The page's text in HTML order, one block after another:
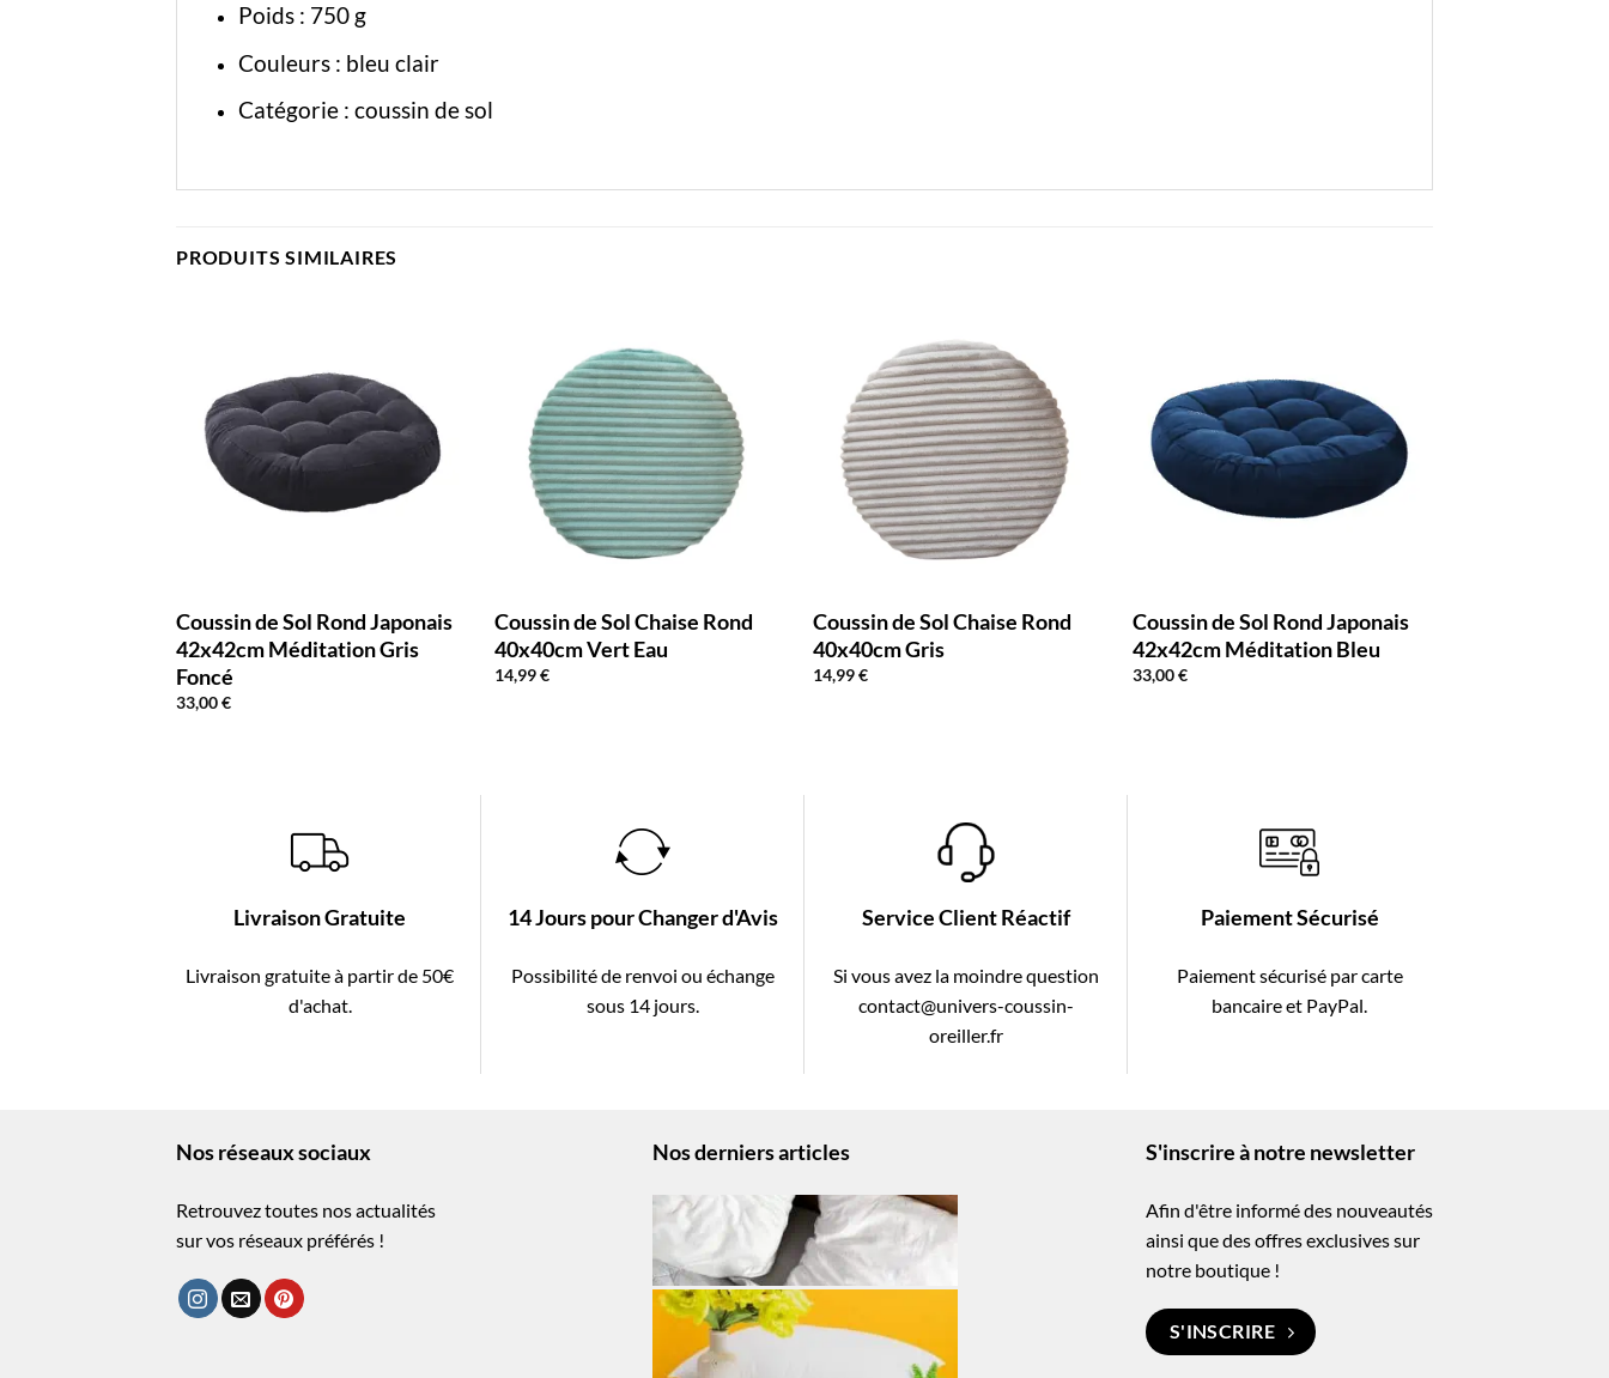
Poids : 750 g
Couleurs : bleu clair
Catégorie : coussin de sol
PRODUITS SIMILAIRES
Coussin de Sol Rond Japonais
42x42cm Méditation Gris
Foncé
33,00€
Coussin de Sol Chaise Rond
40x40cm Vert Eau
14,99€
Coussin de Sol Chaise Rond
40x40cm Gris
14,99€
Coussin de Sol Rond Japonais
42x42cm Méditation Bleu
33,00€
Livraison Gratuite
Livraison gratuite à partir de 50€
d'achat.
14 Jours pour Changer d'Avis
Possibilité de renvoi ou échange
sous 14 jours.
Service Client Réactif
Si vous avez la moindre question
contact@univers-coussin-
oreiller.fr
Paiement Sécurisé
Paiement sécurisé par carte
bancaire et PayPal.
Nos réseaux sociaux
Retrouvez toutes nos actualités
sur vos réseaux préférés !
Nos derniers articles S'inscrire à notre newsletter
Afin d'être informé des nouveautés
ainsi que des offres exclusives sur
notre boutique !
S'INSCRIRE